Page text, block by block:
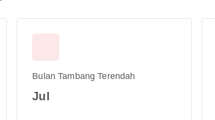
Bulan Tambang Terendah
Jul